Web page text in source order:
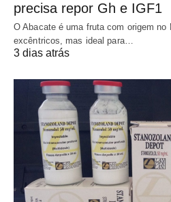
precisa repor Gh e IGF1
O Abacate é uma fruta com origem no
excêntricos, mas ideal para…
3 dias atrás